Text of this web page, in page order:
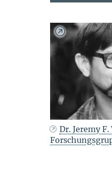
Dr. Jeremy